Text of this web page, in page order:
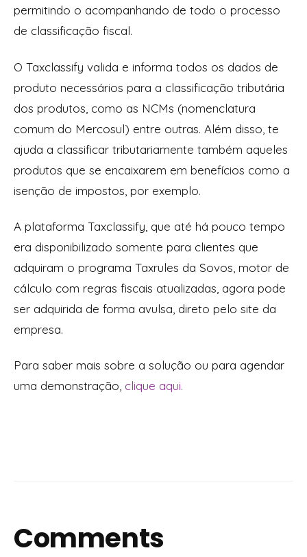
permitindo o acompanhando de todo o processo
de classificação fiscal.
O Taxclassify valida e informa todos os dados de
produto necessários para a classificação tributária
dos produtos, como as NCMs (nomenclatura
comum do Mercosul) entre outras. Além disso, te
ajuda a classificar tributariamente também aqueles
produtos que se encaixarem em benefícios como a
isenção de impostos, por exemplo.
A plataforma Taxclassify, que até há pouco tempo
era disponibilizado somente para clientes que
adquiram o programa Taxrules da Sovos, motor de
cálculo com regras fiscais atualizadas, agora pode
ser adquirida de forma avulsa, direto pelo site da
empresa.
Para saber mais sobre a solução ou para agendar
uma demonstração, clique aqui.
Comments